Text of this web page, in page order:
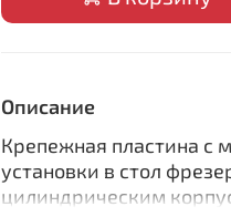
Описание
Крепежная пластина с
установки в стол
цилиндрическим